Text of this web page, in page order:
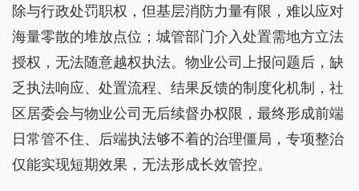
除与行政处罚职权，但基层消防力量有限，难以应对
海量零散的堆放点位；城管部门介入处置需地方立法
授权，无法随意越权执法。物业公司上报问题后，缺
乏执法响应、处置流程、结果反馈的制度化机制，社
区居委会与物业公司无后续督办权限，最终形成前端
日常管不住、后端执法够不着的治理僵局，专项整治
仅能实现短期效果，无法形成长效管控。